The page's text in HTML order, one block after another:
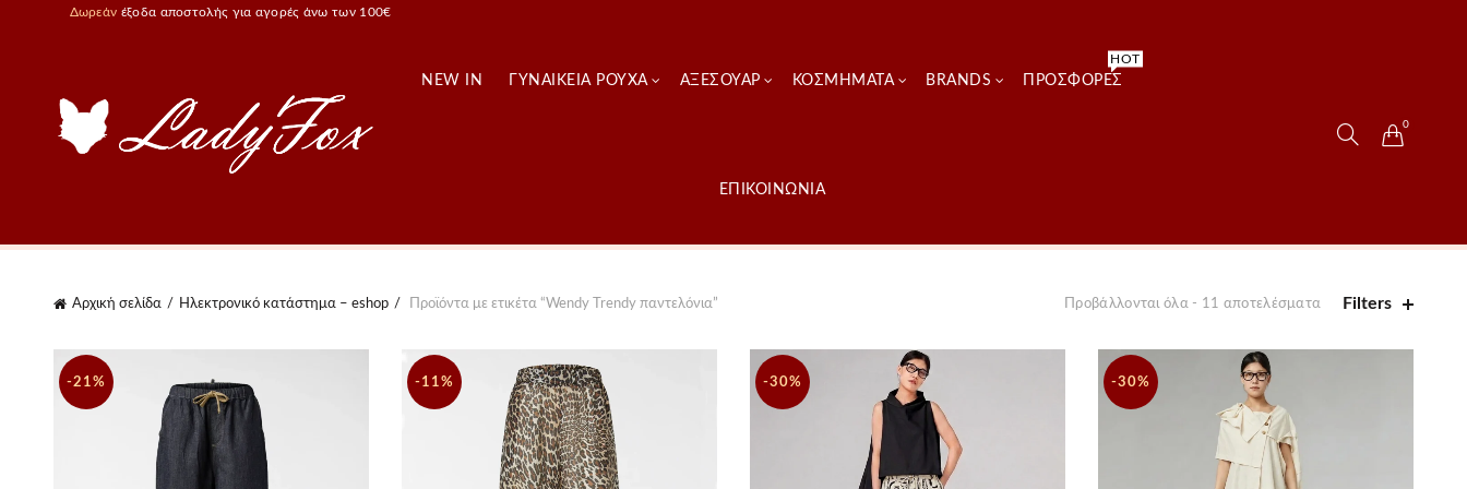
Δωρεάν έξοδα αποστολής για αγορές άνω των 100€
NEW IN ΓΥΝΑΙΚΕΊΑ ΡΟΎΧΑ ΑΞΕΣΟΥΑΡ ΚΟΣΜΗΜΑΤΑ BRANDS ΠΡΟΣΦΟΡΈΣ
HOT
ΕΠΙΚΟΙΝΩΝΙΑ
0
Αρχική σελίδα Ηλεκτρονικό κατάστημα – eshop Προϊόντα με ετικέτα “Wendy Trendy παντελόνια” Προβάλλονται όλα - 11 αποτελέσματα Filters
-21% -11% -30% -30%